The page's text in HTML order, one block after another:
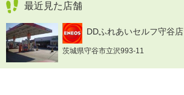
最近見た店舗
DDふれあいセルフ守谷店
茨城県守谷市立沢993-11